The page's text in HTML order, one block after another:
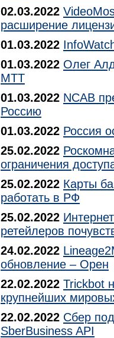
02.03.2022
расширение
01.03.2022
01.03.2022 Олег
МТТ
01.03.2022 NCAB
Россию
01.03.2022 Россия
25.02.2022
ограничения
25.02.2022 Карты
работать в РФ
25.02.2022
ретейлеров
24.02.2022
обновление – Орен
22.02.2022 Trickbot
крупнейших
22.02.2022 Сбер
SberBusiness API